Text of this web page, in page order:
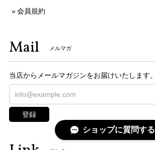
会員規約
Mail メルマガ
当店からメールマガジンをお届けいたします。
登録
ショップに質問する